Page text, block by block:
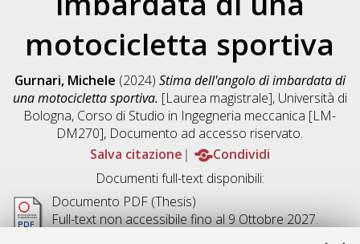
motocicletta sportiva
Gurnari, Michele (2024) Stima dell'angolo di imbardata di
una motocicletta sportiva. [Laurea magistrale], Università di
Bologna, Corso di Studio in Ingegneria meccanica [LM-
DM270], Documento ad accesso riservato.
Salva citazione
Condividi
Documenti full-text disponibili:
Documento PDF (Thesis)
Full-text non accessibile fino al 9 Ottobre 2027.